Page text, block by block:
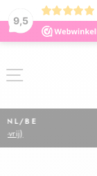
9,5